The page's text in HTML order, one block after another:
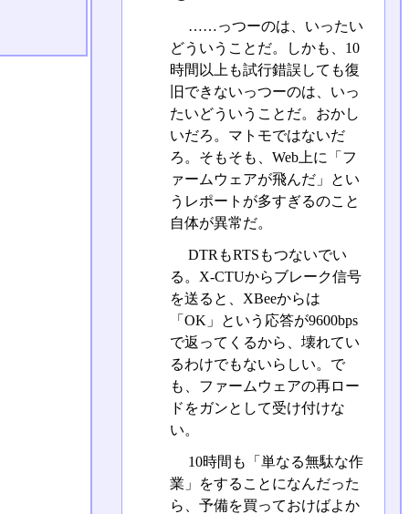
……っつーのは、いったい
どういうことだ。しかも、10
時間以上も試行錯誤しても復
旧できないっつーのは、いっ
たいどういうことだ。おかし
いだろ。マトモではないだ
ろ。そもそも、Web上に「フ
ァームウェアが飛んだ」とい
うレポートが多すぎるのこと
自体が異常だ。
DTRもRTSもつないでい
る。X-CTUからブレーク信号
を送ると、XBeeからは
「OK」という応答が9600bps
で返ってくるから、壊れてい
るわけでもないらしい。で
も、ファームウェアの再ロー
ドをガンとして受け付けな
い。
10時間も「単なる無駄な作
業」をすることになんだった
ら、予備を買っておけばよか